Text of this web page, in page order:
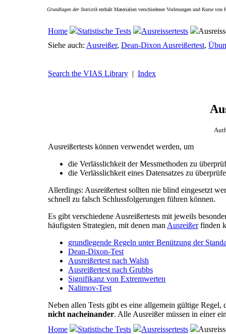
Grundlagen der Statistikenthält Materialien verschiedener Vorlesungen und Kurse
Home Statistische Tests Ausreissertests
Siehe auch: Ausreißer, Dean-Dixon Ausreißertest,
Search the VIAS Library | Index
Ausreißertests können verwendet werden, um
die Verlässlichkeit der Messmethoden zu
die Verlässlichkeit eines Datensatzes zu
Allerdings: Ausreißertest sollten nie blind eingesetzt
schnell zu falsch Schlussfolgerungen führen können.
Es gibt verschiedene Ausreißertests mit jeweils
häufigsten Strategien, mit denen man Ausreißerfinden
grundlegende Regeln unter Benützung der
Dean-Dixon-Test
Ausreißertest nach Walsh
Ausreißertest nach Grubbs
Signifikanz von Extremwerten
Nalimov-Test
Neben allen Tests gibt es eine allgemein gültige
nicht nacheinander. Alle Ausreißer müssen in einer
Home
Statistische Tests Ausreissertests